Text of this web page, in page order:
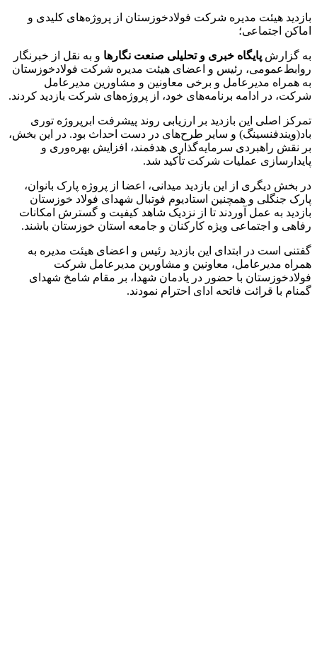
بازدید هیئت مدیره شرکت فولادخوزستان از پروژه‌های کلیدی و
اماکن اجتماعی؛
به گزارش پایگاه خبری و تحلیلی صنعت نگارها و به نقل از خبرنگار
روابط‌عمومی، رئیس و اعضای هیئت مدیره شرکت فولادخوزستان
به همراه مدیرعامل و برخی معاونین و مشاورین مدیرعامل
شرکت، در ادامه برنامه‌های خود، از پروژه‌های شرکت بازدید کردند.
تمرکز اصلی این بازدید بر ارزیابی روند پیشرفت ابرپروژه توری
باد(ویندفنسینگ) و سایر طرح‌های در دست احداث بود. در این بخش،
بر نقش راهبردی سرمایه‌گذاری هدفمند، افزایش بهره‌وری و
پایدارسازی عملیات شرکت تأکید شد.
در بخش دیگری از این بازدید میدانی، اعضا از پروژه پارک بانوان،
پارک جنگلی و همچنین استادیوم فوتبال شهدای فولاد خوزستان
بازدید به عمل آوردند تا از نزدیک شاهد کیفیت و گسترش امکانات
رفاهی و اجتماعی ویژه کارکنان و جامعه استان خوزستان باشند.
گفتنی است در ابتدای این بازدید رئیس و اعضای هیئت مدیره به
همراه مدیرعامل، معاونین و مشاورین مدیرعامل شرکت
فولادخوزستان با حضور در یادمان شهدا، بر مقام شامخ شهدای
گمنام با قرائت فاتحه ادای احترام نمودند.